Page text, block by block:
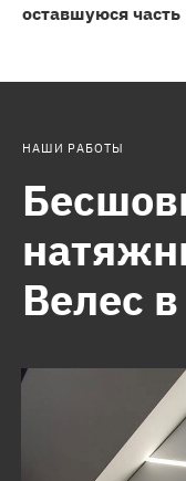
оставшуюся часть
НАШИ РАБОТЫ
Велес